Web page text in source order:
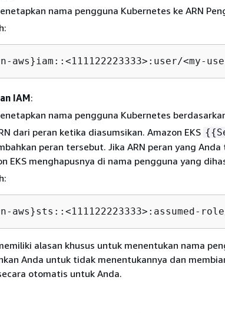
nama pengguna Kubernetes ke ARN
aws}iam::<111122223333>:user/<my-
IAM:
nama pengguna Kubernetes
dari peran ketika diasumsikan. Amazon EKS {{
peran tersebut. Jika ARN peran yang
EKS menghapusnya di nama pengguna yang
aws}sts::<111122223333>:assumed-
alasan khusus untuk menentukan nama
Anda untuk tidak menentukannya dan
otomatis untuk Anda.